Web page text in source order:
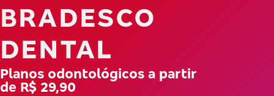
BRADESCO
DENTAL
Planos odontológicos a partir
de R$ 29,90